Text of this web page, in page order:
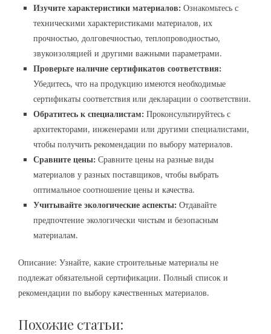
Изучите характеристики материалов: Ознакомьтесь с
техническими характеристиками материалов, их
прочностью, долговечностью, теплопроводностью,
звукоизоляцией и другими важными параметрами.
Проверьте наличие сертификатов соответствия:
Убедитесь, что на продукцию имеются необходимые
сертификаты соответствия или декларации о соответствии.
Обратитесь к специалистам: Проконсультируйтесь с
архитекторами, инженерами или другими специалистами,
чтобы получить рекомендации по выбору материалов.
Сравните цены: Сравните цены на разные виды
материалов у разных поставщиков, чтобы выбрать
оптимальное соотношение цены и качества.
Учитывайте экологические аспекты: Отдавайте
предпочтение экологически чистым и безопасным
материалам.
Описание: Узнайте, какие строительные материалы не
подлежат обязательной сертификации. Полный список и
рекомендации по выбору качественных материалов.
Похожие статьи: